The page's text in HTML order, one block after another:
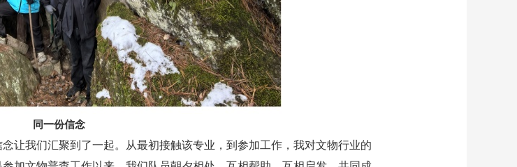
同一份信念
让我们汇聚到了一起。从最初接触该专业，到参加工作，我对文物行业的